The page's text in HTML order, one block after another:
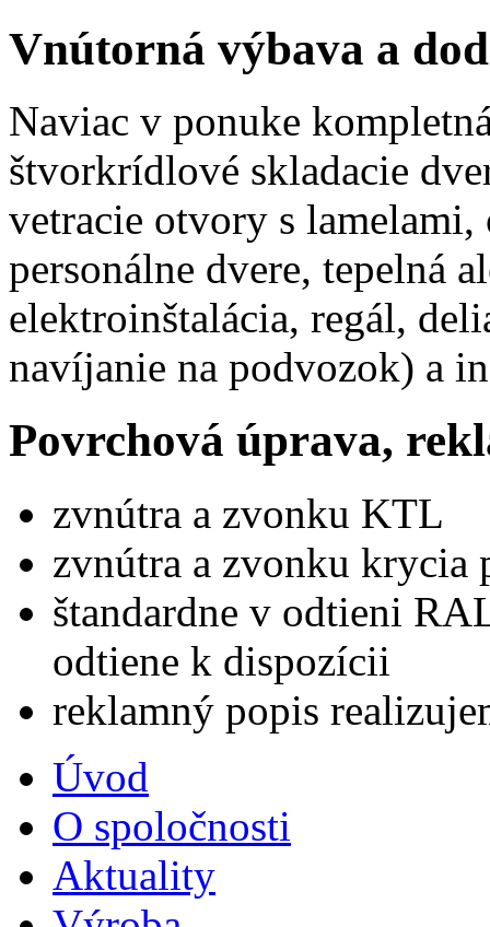
Vnútorná výbava a
Naviac v ponuke
štvorkrídlové skladacie
vetracie otvory s lamelami,
personálne dvere, tepelná
elektroinštalácia, regál,
navíjanie na podvozok) a
Povrchová úprava,
zvnútra a zvonku KTL
zvnútra a zvonku krycia
štandardne v odtieni
odtiene k dispozícii
reklamný popis
Úvod
O spoločnosti
Aktuality